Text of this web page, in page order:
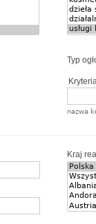
Typ
nazwa
Kraj